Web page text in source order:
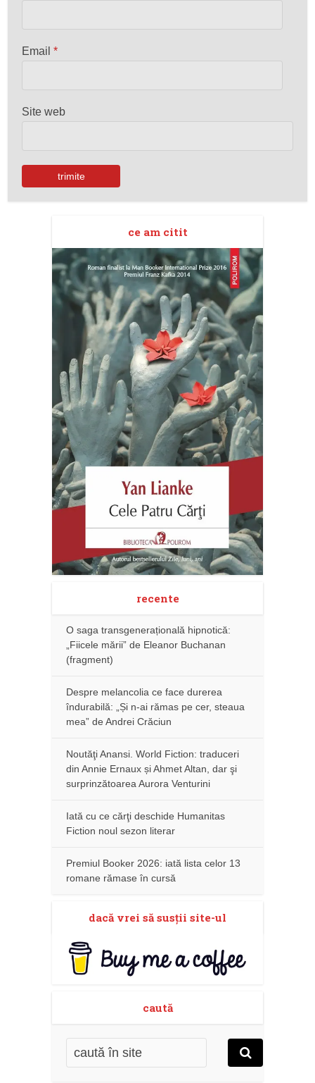
Email*
Site web
ce am citit
recente
O saga transgenerațională hipnotică:
„Fiicele mării” de Eleanor Buchanan
(fragment)
Despre melancolia ce face durerea
îndurabilă: „Și n-ai rămas pe cer, steaua
mea” de Andrei Crăciun
Noutăţi Anansi. World Fiction: traduceri
din Annie Ernaux și Ahmet Altan, dar şi
surprinzătoarea Aurora Venturini
Iată cu ce cărţi deschide Humanitas
Fiction noul sezon literar
Premiul Booker 2026: iată lista celor 13
romane rămase în cursă
dacă vrei să susţii site-ul
caută